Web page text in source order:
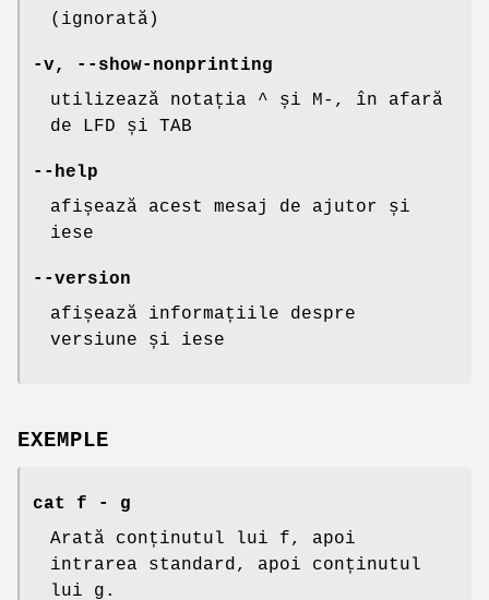
(ignorată)
-v,
--show-nonprinting
utilizează notația ^ și M-, în afară
de LFD și TAB
--help
afișează acest mesaj de ajutor și
iese
--version
afișează informațiile despre
versiune și iese
EXEMPLE
cat f - g
Arată conținutul lui f, apoi
intrarea standard, apoi conținutul
lui g.